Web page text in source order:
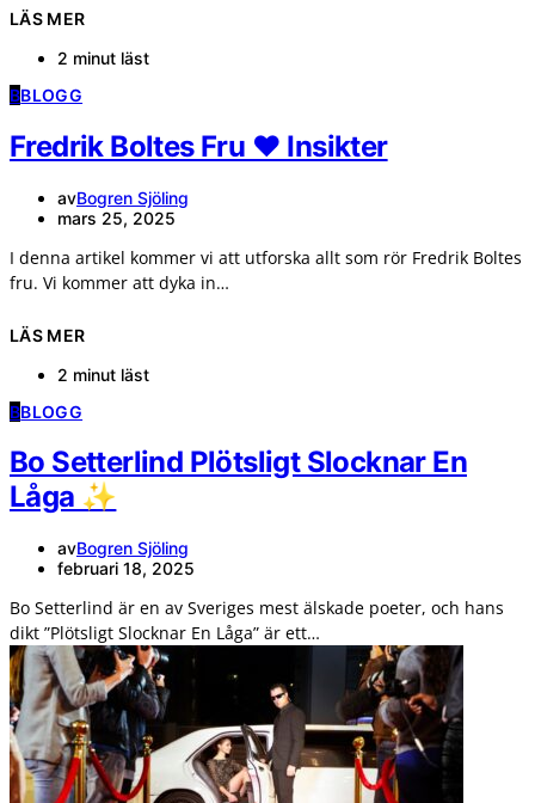
LÄS MER
2 minut läst
BBLOGG
Fredrik Boltes Fru ❤️ Insikter
avBogren Sjöling
mars 25, 2025
I denna artikel kommer vi att utforska allt som rör Fredrik Boltes
fru. Vi kommer att dyka in…
LÄS MER
2 minut läst
BBLOGG
Bo Setterlind Plötsligt Slocknar En
Låga ✨
avBogren Sjöling
februari 18, 2025
Bo Setterlind är en av Sveriges mest älskade poeter, och hans
dikt ”Plötsligt Slocknar En Låga” är ett…